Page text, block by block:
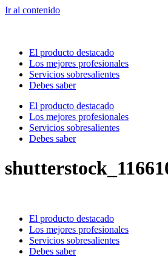
Ir al contenido
El producto destacado
Los mejores profesionales
Servicios sobresalientes
Debes saber
El producto destacado
Los mejores profesionales
Servicios sobresalientes
Debes saber
El producto destacado
Los mejores profesionales
Servicios sobresalientes
Debes saber